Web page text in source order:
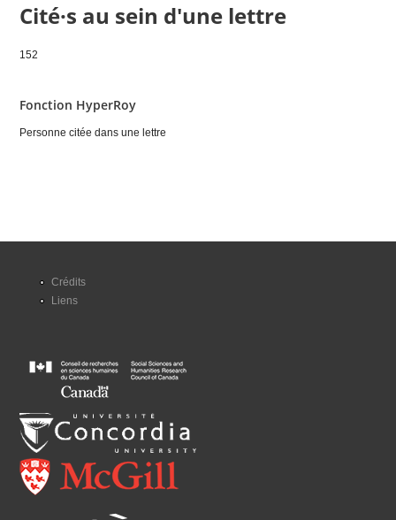
Cité·s au sein d'une lettre
152
Fonction HyperRoy
Personne citée dans une lettre
Crédits
Liens